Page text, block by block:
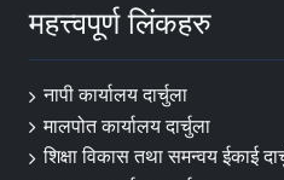
महत्त्वपूर्ण लिंकहरु
नापी कार्यालय दार्चुला
मालपोत कार्यालय दार्चुला
शिक्षा विकास तथा समन्वय ईकाई